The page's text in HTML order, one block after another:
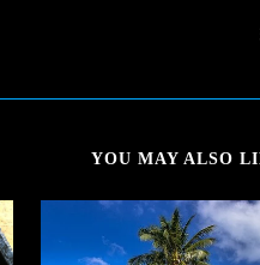
YOU MAY ALSO